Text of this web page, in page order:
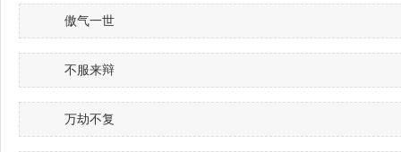
傲气一世
不服来辩
万劫不复